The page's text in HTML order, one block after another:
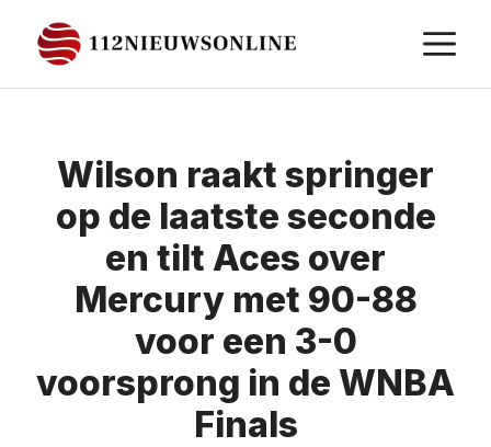
naar
de
Wilson raakt springer
op de laatste seconde
en tilt Aces over
Mercury met 90-88
voor een 3-0
voorsprong in de WNBA
Finals